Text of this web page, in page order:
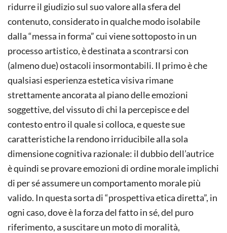
ridurre il giudizio sul suo valore alla sfera del
contenuto, considerato in qualche modo isolabile
dalla “messa in forma” cui viene sottoposto in un
processo artistico, è destinata a scontrarsi con
(almeno due) ostacoli insormontabili. Il primo è che
qualsiasi esperienza estetica visiva rimane
strettamente ancorata al piano delle emozioni
soggettive, del vissuto di chi la percepisce e del
contesto entro il quale si colloca, e queste sue
caratteristiche la rendono irriducibile alla sola
dimensione cognitiva razionale: il dubbio dell’autrice
è quindi se provare emozioni di ordine morale implichi
di per sé assumere un comportamento morale più
valido. In questa sorta di “prospettiva etica diretta”, in
ogni caso, dove è la forza del fatto in sé, del puro
riferimento, a suscitare un moto di moralità,